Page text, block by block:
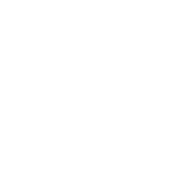
projet à notre service